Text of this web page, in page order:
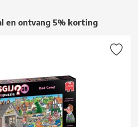
en ontvang 5% korting